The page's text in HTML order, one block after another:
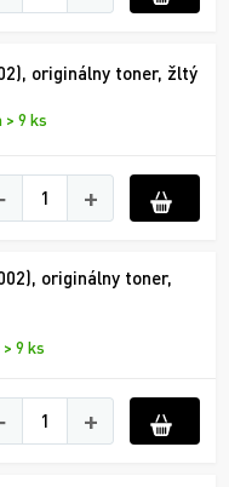
originálny toner, žltý
> 9 ks
+
originálny toner,
9 ks
+